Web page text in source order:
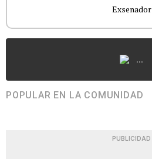
Exsenador
...
POPULAR EN LA COMUNIDAD
PUBLICIDAD